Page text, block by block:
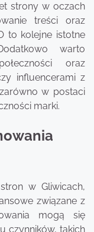
strony w oczach
treści oraz
to kolejne istotne
warto
oraz
influencerami z
w postaci
marki.
w Gliwicach,
związane z
mogą się
czynników, takich